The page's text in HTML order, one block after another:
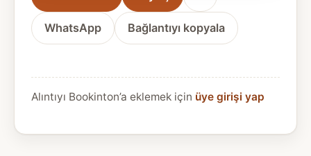
WhatsApp Bağlantıyı kopyala
Alıntıyı Bookinton’a eklemek için üye girişi yap